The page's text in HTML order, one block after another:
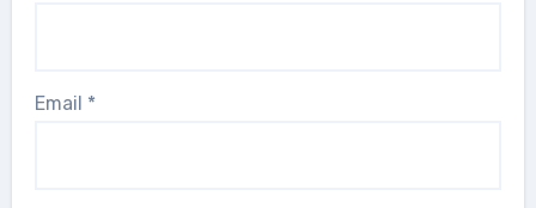
Email *